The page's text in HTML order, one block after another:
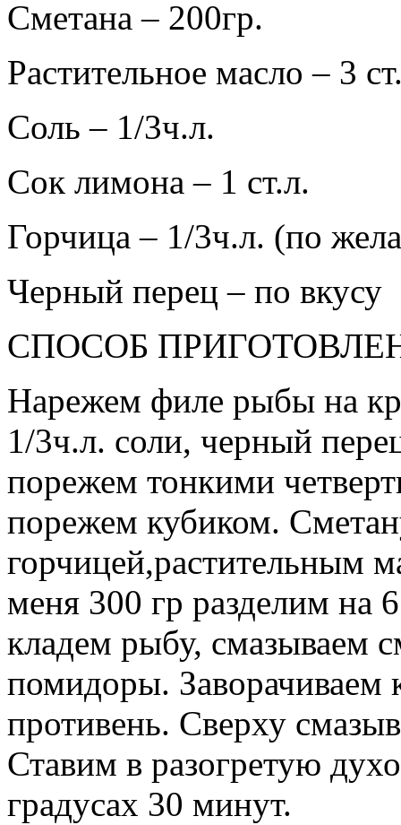
Сметана – 200гр.
Растительное масло – 3
Соль – 1/3ч.л.
Сок лимона – 1 ст.л.
Горчица – 1/3ч.л. (по
Черный перец – по вкусу
СПОСОБ
Нарежем филе рыбы на
1/3ч.л. соли, черный
порежем тонкими
порежем кубиком.
горчицей,растительным
меня 300 гр разделим на
кладем рыбу, смазываем
помидоры. Заворачиваем
противень. Сверху
Ставим в разогретую
градусах 30 минут.